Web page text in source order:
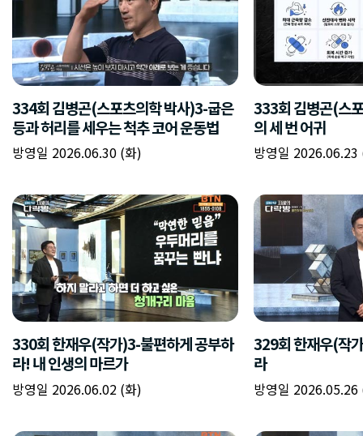
334회 김병곤(스포츠의학 박사)3-굽은
등과 허리를 세우는 척추 코어 운동법
방영일 2026.06.30 (화)
333회 김병곤(스
의 세 번 어귀
방영일 2026.06.23
330회 한재우(작가)3-불편하게 공부하
라! 내 인생의 마르가
방영일 2026.06.02 (화)
329회 한재우(작
라
방영일 2026.05.26